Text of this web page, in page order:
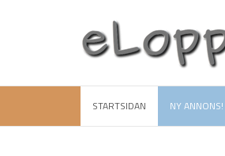
STARTSIDAN NY ANNONS!